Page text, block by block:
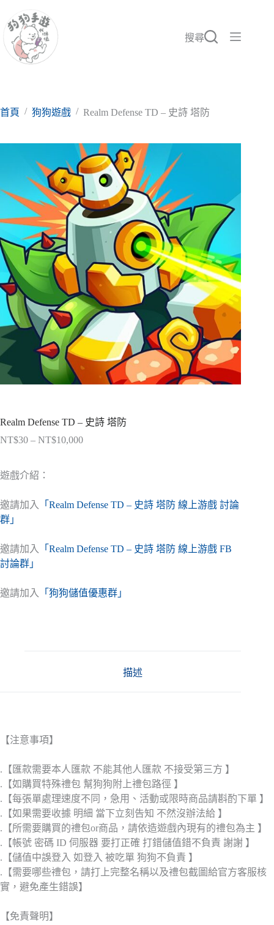
至
要
搜尋
首頁 / 狗狗遊戲 / Realm Defense TD – 史詩 塔防
Realm Defense TD – 史詩 塔防
NT$30 – NT$10,000價
遊戲介紹：
邀請加入
「Realm Defense TD – 史詩 塔防 線上游戲 討論
群」
邀請加入
「Realm Defense TD – 史詩 塔防 線上游戲 FB
討論群」
邀請加入 「狗狗儲值優惠群」
描述
【注意事項】
.【匯款需要本人匯款 不能其他人匯款 不接受第三方 】
.【如購買特殊禮包 幫狗狗附上禮包路徑 】
.【每張單處理速度不同，急用、活動或限時商品請斟酌下單 】
.【如果需要收據 明細 當下立刻告知 不然沒辦法給 】
.【所需要購買的禮包or商品，請依造遊戲內現有的禮包為主 】
.【帳號 密碼 ID 伺服器 要打正確 打錯儲值錯不負責 謝謝 】
.【儲值中誤登入 如登入 被吃單 狗狗不負責 】
.【需要哪些禮包，請打上完整名稱以及禮包截圖給官方客服核
實，避免產生錯誤】
【免責聲明】